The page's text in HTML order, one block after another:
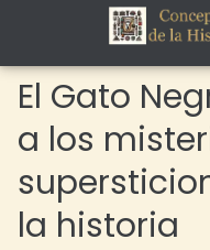
El Gato
a los
la historia